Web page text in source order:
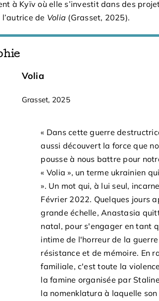
à Kyïv où elle s’investit dans des
l’autrice de Volia (Grasset, 2025).
Volia
Grasset, 2025
« Dans cette guerre
aussi découvert la force que
pousse à nous battre pour
« Volia », un terme ukrainien
». Un mot qui, à lui seul,
Février 2022. Quelques jours
grande échelle, Anastasia
natal, pour s'engager en tant
intime de l'horreur de la
résistance et de mémoire. En
familiale, c'est toute la
la famine organisée par
la nomenklatura à laquelle